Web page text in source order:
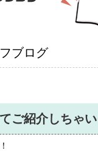
ブログ
ご紹介しちゃい